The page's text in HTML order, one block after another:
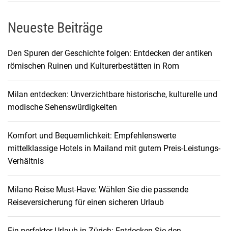
Neueste Beiträge
Den Spuren der Geschichte folgen: Entdecken der antiken
römischen Ruinen und Kulturerbestätten in Rom
Milan entdecken: Unverzichtbare historische, kulturelle und
modische Sehenswürdigkeiten
Komfort und Bequemlichkeit: Empfehlenswerte
mittelklassige Hotels in Mailand mit gutem Preis-Leistungs-
Verhältnis
Milano Reise Must-Have: Wählen Sie die passende
Reiseversicherung für einen sicheren Urlaub